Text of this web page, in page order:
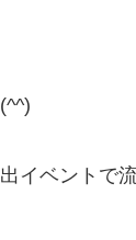
イベントで